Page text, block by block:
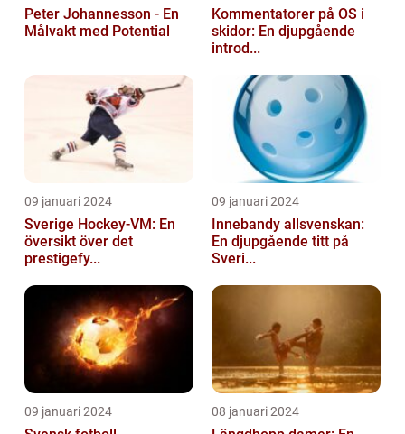
Peter Johannesson - En
Målvakt med Potential
Kommentatorer på OS i
skidor: En djupgående
introd...
09 januari 2024
Sverige Hockey-VM: En
översikt över det
prestigefy...
09 januari 2024
Innebandy allsvenskan:
En djupgående titt på
Sveri...
09 januari 2024 08 januari 2024